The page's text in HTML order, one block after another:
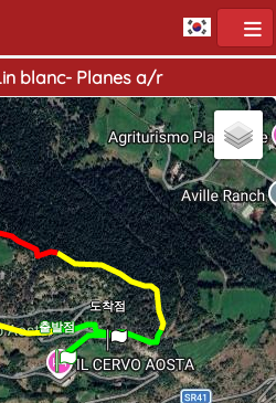
blanc- Planes a/r
출발점
도착점